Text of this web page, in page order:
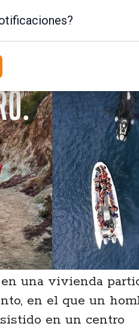
Actualidad
un
murió
una vivienda
en el que un
en un centro